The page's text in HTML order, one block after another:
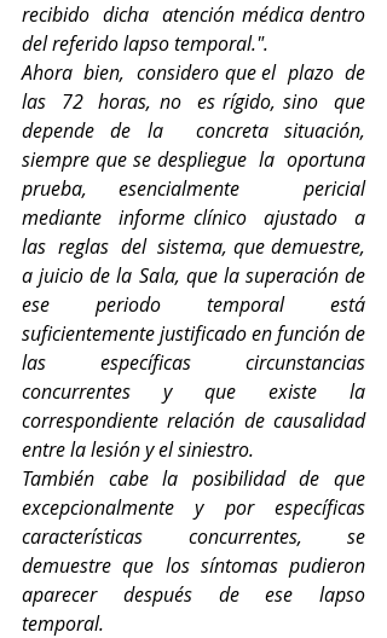
recibido  dicha  atención médica dentro
del referido lapso temporal.".
Ahora  bien, considero que el plazo de
las
72  horas, no  es rígido, sino  que
depende de la
concreta situación,
siempre que se despliegue la oportuna
prueba, esencialmente
pericial
mediante
informe clínico ajustado
a
las reglas del sistema, que demuestre,
a juicio de la Sala, que la superación de
ese periodo temporal está
suficientemente justificado en función de
las específicas circunstancias
concurrentes y que existe la
correspondiente relación de causalidad
entre la lesiónyel siniestro.
También cabe la posibilidad de que
excepcionalmente
y
por específicas
características concurrentes, se
demuestre que los síntomas pudieron
aparecer después de ese lapso
temporal.